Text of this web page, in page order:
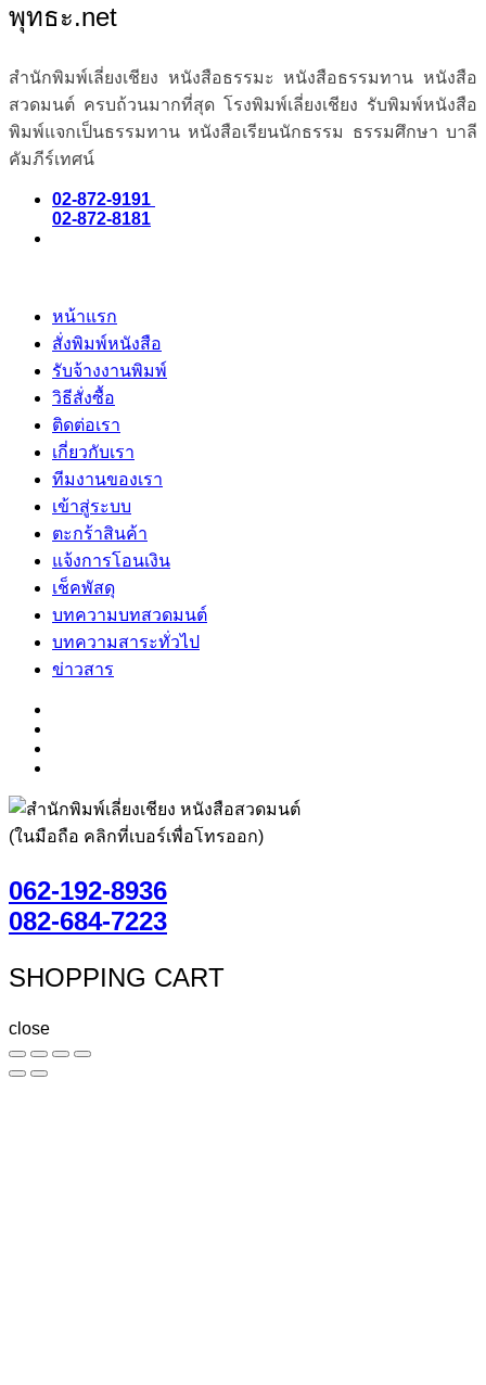
พุทธะ.net
สำนักพิมพ์เลี่ยงเชียง หนังสือธรรมะ หนังสือธรรมทาน หนังสือ
สวดมนต์ ครบถ้วนมากที่สุด โรงพิมพ์เลี่ยงเชียง รับพิมพ์หนังสือ
พิมพ์แจกเป็นธรรมทาน หนังสือเรียนนักธรรม ธรรมศึกษา บาลี
คัมภีร์เทศน์
02-872-9191
02-872-8181
หน้าแรก
สั่งพิมพ์หนังสือ
รับจ้างงานพิมพ์
วิธีสั่งซื้อ
ติดต่อเรา
เกี่ยวกับเรา
ทีมงานของเรา
เข้าสู่ระบบ
ตะกร้าสินค้า
แจ้งการโอนเงิน
เช็คพัสดุ
บทความบทสวดมนต์
บทความสาระทั่วไป
ข่าวสาร
(ในมือถือ คลิกที่เบอร์เพื่อโทรออก)
062-192-8936
082-684-7223
SHOPPING CART
close